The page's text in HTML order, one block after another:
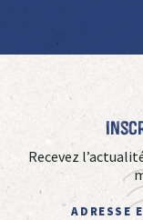
Recevez
ADRESSE